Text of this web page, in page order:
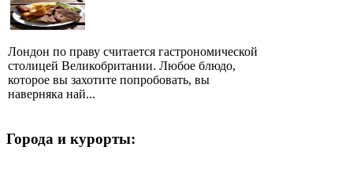
Лондон по праву считается гастрономической
столицей Великобритании. Любое блюдо,
которое вы захотите попробовать, вы
наверняка най...
Города и курорты: